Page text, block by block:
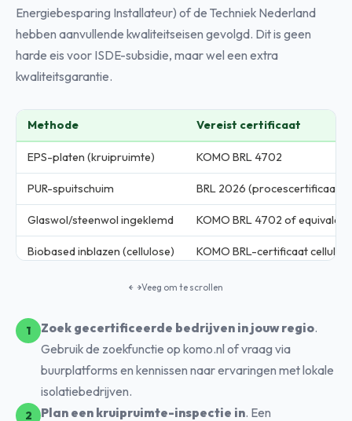
Energiebesparing Installateur) of de Techniek Nederland
hebben aanvullende kwaliteitseisen gevolgd. Dit is geen
harde eis voor ISDE-subsidie, maar wel een extra
kwaliteitsgarantie.
Methode Vereist certificaat
EPS-platen (kruipruimte) KOMO BRL 4702
PUR-spuitschuim BRL 2026 (procescertificaat)
Glaswol/steenwol ingeklemd KOMO BRL 4702 of equivalent
Biobased inblazen (cellulose) KOMO BRL-certificaat
Veeg om te scrollen
Zoek gecertificeerde bedrijven in jouw regio.
Gebruik de zoekfunctie op komo.nl of vraag via
buurplatforms en kennissen naar ervaringen met lokale
isolatiebedrijven.
Plan een kruipruimte-inspectie in. Een